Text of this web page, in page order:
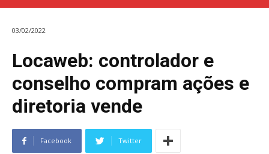
03/02/2022
Locaweb: controlador e
conselho compram ações e
diretoria vende
Facebook Twitter